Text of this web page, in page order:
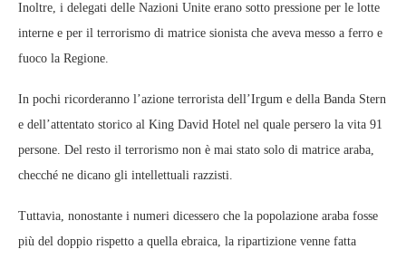
Inoltre, i delegati delle Nazioni Unite erano sotto pressione per le lotte
interne e per il terrorismo di matrice sionista che aveva messo a ferro e
fuoco la Regione.
In pochi ricorderanno l’azione terrorista dell’Irgum e della Banda Stern
e dell’attentato storico al King David Hotel nel quale persero la vita 91
persone. Del resto il terrorismo non è mai stato solo di matrice araba,
checché ne dicano gli intellettuali razzisti.
Tuttavia, nonostante i numeri dicessero che la popolazione araba fosse
più del doppio rispetto a quella ebraica, la ripartizione venne fatta